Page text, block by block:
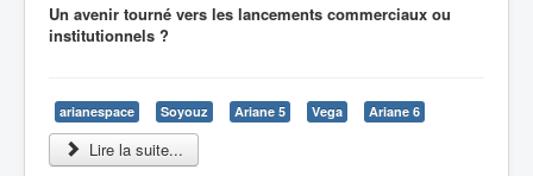
Un avenir tourné vers les lancements commerciaux ou
institutionnels ?
arianespace Soyouz Ariane 5 Vega Ariane 6
Lire la suite...